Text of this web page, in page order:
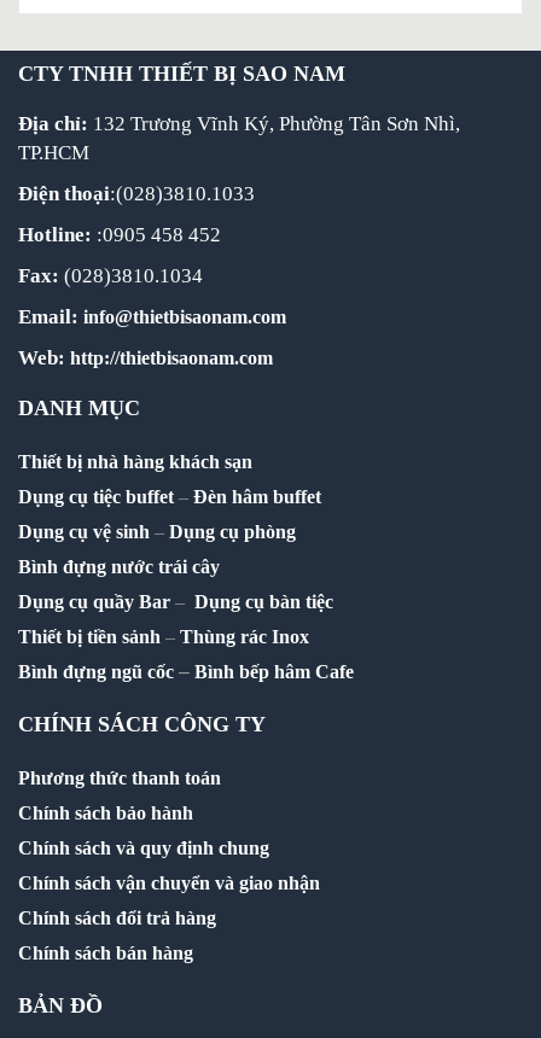
CTY TNHH THIẾT BỊ SAO NAM
Địa chỉ: 132 Trương Vĩnh Ký, Phường Tân Sơn Nhì,
TP.HCM
Điện thoại:(028)3810.1033
Hotline: :0905 458 452
Fax: (028)3810.1034
Email: info@thietbisaonam.com
Web: http://thietbisaonam.com
DANH MỤC
Thiết bị nhà hàng khách sạn
Dụng cụ tiệc buffet – Đèn hâm buffet
Dụng cụ vệ sinh – Dụng cụ phòng
Bình đựng nước trái cây
Dụng cụ quầy Bar – Dụng cụ bàn tiệc
Thiết bị tiền sảnh – Thùng rác Inox
Bình đựng ngũ cốc – Bình bếp hâm Cafe
CHÍNH SÁCH CÔNG TY
Phương thức thanh toán
Chính sách bảo hành
Chính sách và quy định chung
Chính sách vận chuyển và giao nhận
Chính sách đổi trả hàng
Chính sách bán hàng
BẢN ĐỒ